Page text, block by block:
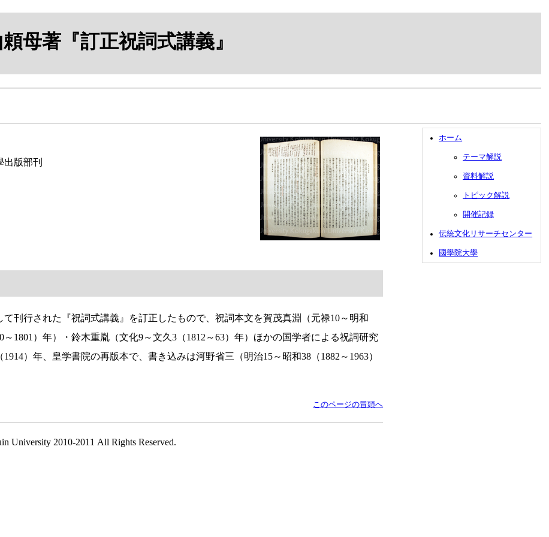
母著 『訂正祝詞式講義』
版部刊
刊行された『祝詞式講義』を訂正したもので、祝詞本文を賀茂真淵 （元禄10～明和
1801）年）・ 鈴木重胤（文化9～文久3（1812～63）年）ほかの国学者による祝詞研究
）年、皇学書院の再版本で、書き込みは河野省三 （明治15～昭和38（1882～1963）
このページの冒頭へ
ホーム
テーマ解説
資料解説
トピック解説
開催記録
伝統文化リサーチセンター
國學院大學
University 2010-2011 All Rights Reserved.